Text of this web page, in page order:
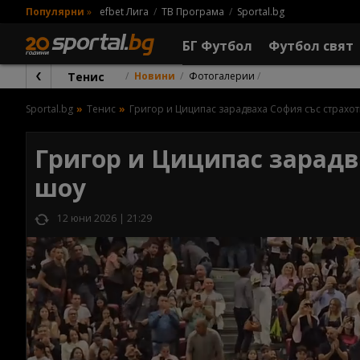
Популярни » efbet Лига ТВ Програма Sportal.bg
БГ Футбол Футбол свят
Тенис Новини Фотогалерии
Sportal.bg Тенис Григор и Циципас зарадваха София със
Григор и Циципас
шоу
12 юни 2026 | 21:29